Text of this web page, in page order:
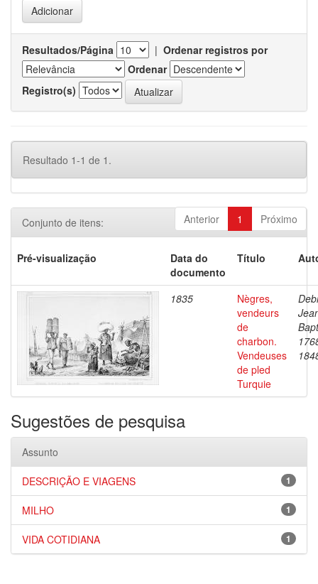
Resultados/Página | Ordenar registros por
Ordenar
Registro(s)
Resultado 1-1 de 1.
Anterior 1 Próximo
Conjunto de itens:
Pré-visualização
Data do
documento
Título
1835
Nègres,
vendeurs
de
charbon.
Vendeuses
de pled
Turquie
Sugestões de pesquisa
Assunto
1
DESCRIÇÃO E VIAGENS
1
MILHO
1
VIDA COTIDIANA